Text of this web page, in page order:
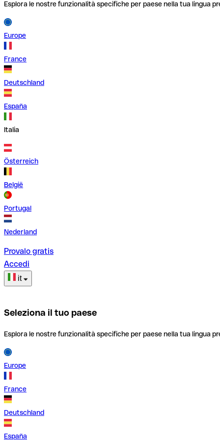
Esplora le nostre funzionalità specifiche per paese nella tua lingua
Europe
France
Deutschland
España
Italia
Österreich
België
Portugal
Nederland
Provalo gratis
Accedi
it
Seleziona il tuo paese
Esplora le nostre funzionalità specifiche per paese nella tua lingua
Europe
France
Deutschland
España